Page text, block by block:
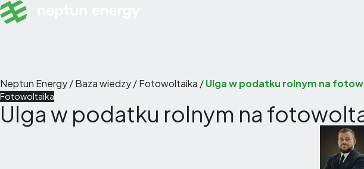
Skip to content
Neptun Energy/Baza wiedzy/Fotowoltaika /Ulga w podatku rolnym na
Fotowoltaika
Ulga w podatku rolnym na